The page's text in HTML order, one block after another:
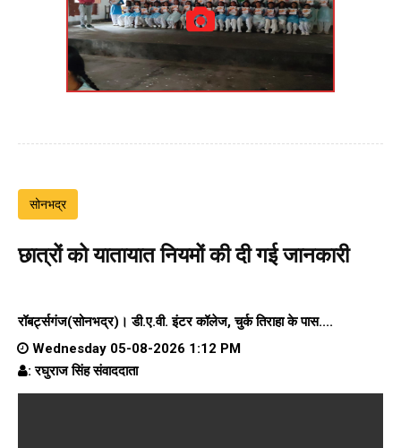
सोनभद्र
छात्रों को यातायात नियमों की दी गई जानकारी
रॉबर्ट्सगंज(सोनभद्र)। डी.ए.वी. इंटर कॉलेज, चुर्क तिराहा के पास....
Wednesday 05-08-2026 1:12 PM
: रघुराज सिंह संवाददाता